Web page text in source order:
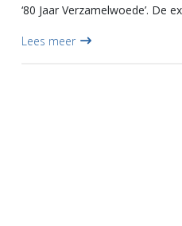
‘80 Jaar Verzamelwoede’. De
Lees meer